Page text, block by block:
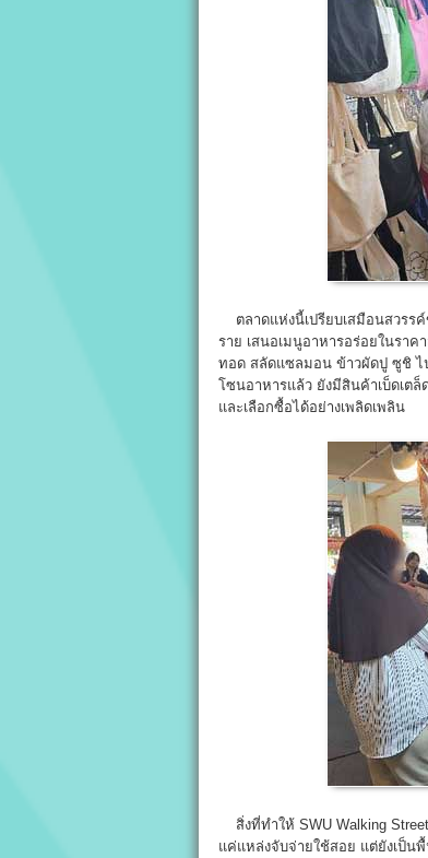
ตลาดแห่งนี้เปรียบเสมือนสวรร
ราย เสนอเมนูอาหารอร่อยในรา
ทอด สลัดแซลมอน ข้าวผัดปู ซูชิ ไ
โซนอาหารแล้ว ยังมีสินค้าเบ็ดเต
และเลือกซื้อได้อย่างเพลิดเพลิน
สิ่งที่ทำให้ SWU Walking
แค่แหล่งจับจ่ายใช้สอย แต่ยังเป็น